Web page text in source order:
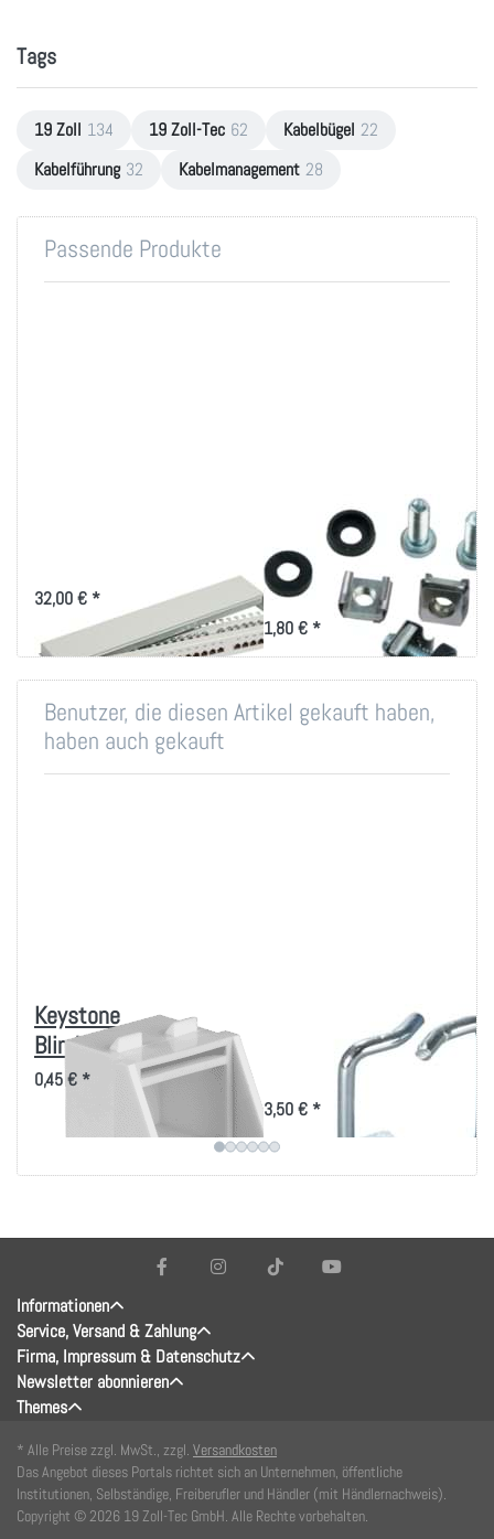
Tags
19 Zoll 134 19 Zoll-Tec 62 Kabelbügel 22
Kabelführung 32 Kabelmanagement 28
Passende Produkte
32,00 € *
Montageset M6 für
19 Zoll-Technik
Montageset für 19 Zoll
Befestigung
1,80 € *
Benutzer, die diesen Artikel gekauft haben,
haben auch gekauft
Keystone
Blindeinsätze
0,45 € *
40x40mm, vertikale
Kabelführung
3,50 € *
Informationen
Service, Versand & Zahlung
Firma, Impressum & Datenschutz
Newsletter abonnieren
Themes
* Alle Preise zzgl. MwSt., zzgl. Versandkosten
Das Angebot dieses Portals richtet sich an Unternehmen, öffentliche
Institutionen, Selbständige, Freiberufler und Händler (mit Händlernachweis).
Copyright © 2026 19 Zoll-Tec GmbH. Alle Rechte vorbehalten.